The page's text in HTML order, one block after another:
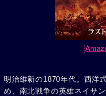
明治維新の1870年代。西洋
め、南北戦争の英雄ネイサ